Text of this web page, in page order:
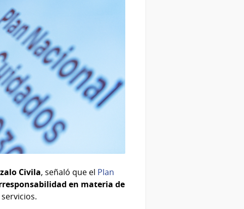
Civila, señaló que el Plan
en materia de